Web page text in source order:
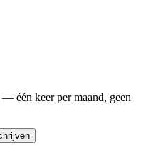
één keer per maand, geen